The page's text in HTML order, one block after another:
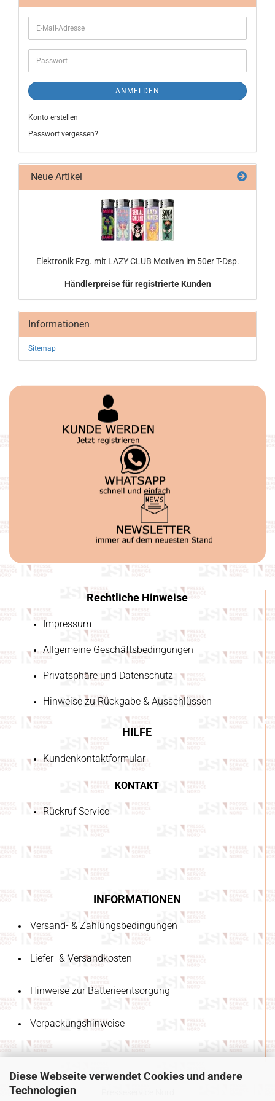
Diese Webseite verwendet Cookies und andere
Technologien
ANMELDEN
Konto erstellen
Passwort vergessen?
Neue Artikel
Elek­tro­nik Fzg. mit LAZY CLUB Mo­ti­ven im 50er T-Dsp.
Händlerpreise für registrierte Kunden
Informationen
Sitemap
Rechtliche Hinweise
Impressum
Allgemeine Geschäftsbedingungen
Privatsphäre und Datenschutz
Hinweise zu Rückgabe & Ausschlüssen
HILFE
Kundenkontaktformular
KONTAKT
Rückruf Service
INFORMATIONEN
Versand- & Zahlungsbedingungen
Liefer- & Versandkosten
Hinweise zur Batterieentsorgung
Verpackungshinweise